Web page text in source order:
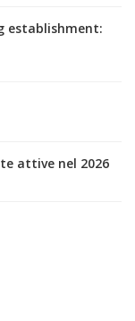
establishment:
attive nel 2026